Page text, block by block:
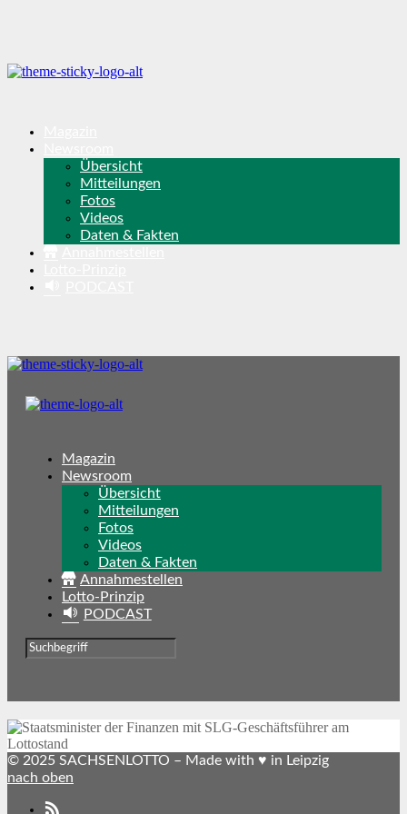
Übersicht
Mitteilungen
Fotos
Videos
Daten & Fakten
Magazin
Newsroom
Übersicht
Mitteilungen
Fotos
Videos
Daten & Fakten
Annahmestellen
Lotto-Prinzip
PODCAST
© 2025 SACHSENLOTTO – Made with ♥ in Leipzig
nach oben